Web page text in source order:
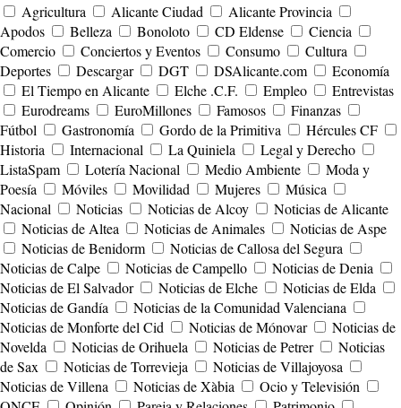
Agricultura
Alicante Ciudad
Alicante Provincia
Apodos
Belleza Bonoloto CD Eldense
Ciencia
Comercio
Conciertos y Eventos Consumo
Cultura
Deportes
Descargar DGT DSAlicante.com
Economía
El Tiempo en Alicante
Elche .C.F. Empleo
Entrevistas
Eurodreams
EuroMillones Famosos
Finanzas
Fútbol
Gastronomía Gordo de la Primitiva
Hércules CF
Historia
Internacional La Quiniela
Legal y Derecho
ListaSpam
Lotería Nacional Medio Ambiente
Moda y
Poesía
Móviles Movilidad Mujeres
Música
Nacional
Noticias Noticias de Alcoy
Noticias de Alicante
Noticias de Altea
Noticias de Animales
Noticias de Aspe
Noticias de Benidorm
Noticias de Callosa del Segura
Noticias de Calpe
Noticias de Campello
Noticias de Denia
Noticias de El Salvador
Noticias de Elche
Noticias de Elda
Noticias de Gandía
Noticias de la Comunidad Valenciana
Noticias de Monforte del Cid
Noticias de Mónovar
Noticias de
Novelda
Noticias de Orihuela Noticias de Petrer
Noticias
de Sax
Noticias de Torrevieja
Noticias de Villajoyosa
Noticias de Villena
Noticias de Xàbia
Ocio y Televisión